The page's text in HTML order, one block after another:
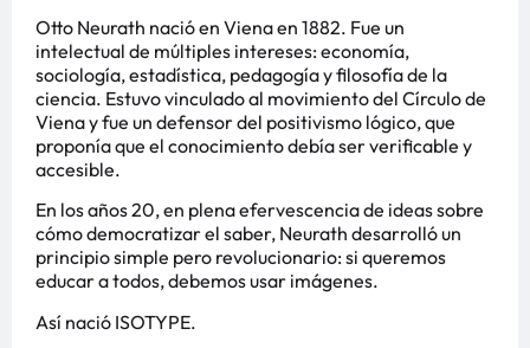
Otto Neurath nació en Viena en 1882. Fue un
intelectual de múltiples intereses: economía,
sociología, estadística, pedagogía y filosofía de la
ciencia. Estuvo vinculado al movimiento del Círculo de
Viena y fue un defensor del positivismo lógico, que
proponía que el conocimiento debía ser verificable y
accesible.
En los años 20, en plena efervescencia de ideas sobre
cómo democratizar el saber, Neurath desarrolló un
principio simple pero revolucionario: si queremos
educar a todos, debemos usar imágenes.
Así nació ISOTYPE.